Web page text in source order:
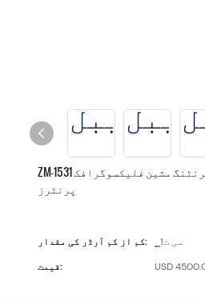
ZM-1531 فلیکسو کلاتھ لیبل پرنٹنگ مشین فلیکسوگرافک
پرنٹرز
کم از کم آرڈر کی مقدار:
▁سی ٹ1
قیمت: